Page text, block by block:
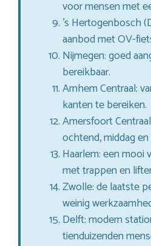
voor mensen met
’s Hertogenbosch
aanbod met OV-
Nijmegen: goed
bereikbaar.
Arnhem Centraal:
kanten te bereiken.
Amersfoort
ochtend, middag
Haarlem: een mooi
met trappen en
Zwolle: de laatste
weinig
Delft: modern
tienduizenden